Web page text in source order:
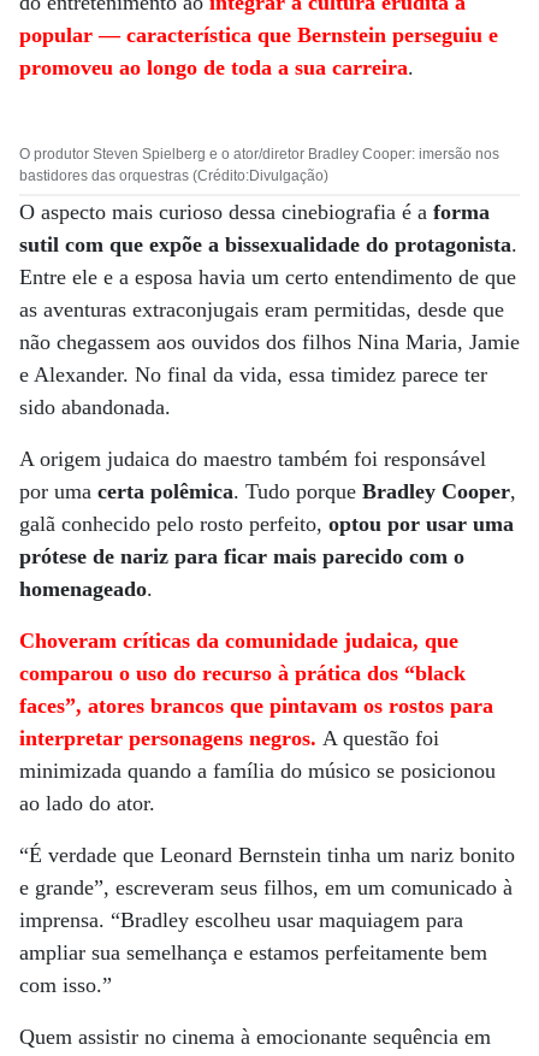
popular — característica que Bernstein perseguiu e
promoveu ao longo de toda a sua carreira.
O produtor Steven Spielberg e o ator/diretor Bradley Cooper: imersão nos
bastidores das orquestras (Crédito:Divulgação)
O aspecto mais curioso dessa cinebiografia é a forma
sutil com que expõe a bissexualidade do protagonista.
Entre ele e a esposa havia um certo entendimento de que
as aventuras extraconjugais eram permitidas, desde que
não chegassem aos ouvidos dos filhos Nina Maria, Jamie
e Alexander. No final da vida, essa timidez parece ter
sido abandonada.
A origem judaica do maestro também foi responsável
por uma certa polêmica. Tudo porque Bradley Cooper,
galã conhecido pelo rosto perfeito, optou por usar uma
prótese de nariz para ficar mais parecido com o
homenageado.
Choveram críticas da comunidade judaica, que
comparou o uso do recurso à prática dos “black
faces”, atores brancos que pintavam os rostos para
interpretar personagens negros. A questão foi
minimizada quando a família do músico se posicionou
ao lado do ator.
“É verdade que Leonard Bernstein tinha um nariz bonito
e grande”, escreveram seus filhos, em um comunicado à
imprensa. “Bradley escolheu usar maquiagem para
ampliar sua semelhança e estamos perfeitamente bem
com isso.”
Quem assistir no cinema à emocionante sequência em